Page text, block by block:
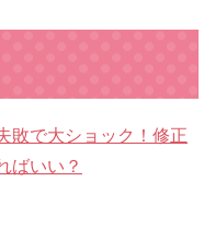
敗で大ショック！修正
ばいい？